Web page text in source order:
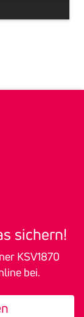
sichern!
KSV1870
bei.